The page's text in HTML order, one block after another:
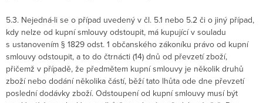
5.3. Nejedná-li se o případ uvedený v čl. 5.1 nebo 5.2 či o jiný případ,
kdy nelze od kupní smlouvy odstoupit, má kupující v souladu
s ustanovením § 1829 odst. 1 občanského zákoníku právo od kupní
smlouvy odstoupit, a to do čtrnácti (14) dnů od převzetí zboží,
přičemž v případě, že předmětem kupní smlouvy je několik druhů
zboží nebo dodání několika částí, běží tato lhůta ode dne převzetí
poslední dodávky zboží. Odstoupení od kupní smlouvy musí být